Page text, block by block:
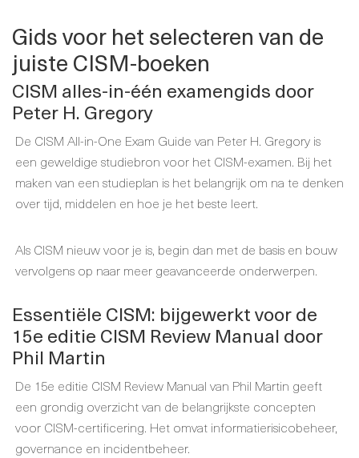
Gids voor het selecteren van de
juiste CISM-boeken
CISM alles-in-één examengids door
Peter H. Gregory
De CISM All-in-One Exam Guide van Peter H. Gregory is
een geweldige studiebron voor het CISM-examen. Bij het
maken van een studieplan is het belangrijk om na te denken
over tijd, middelen en hoe je het beste leert.
Als CISM nieuw voor je is, begin dan met de basis en bouw
vervolgens op naar meer geavanceerde onderwerpen.
Essentiële CISM: bijgewerkt voor de
15e editie CISM Review Manual door
Phil Martin
De 15e editie CISM Review Manual van Phil Martin geeft
een grondig overzicht van de belangrijkste concepten
voor CISM-certificering. Het omvat informatierisicobeheer,
governance en incidentbeheer.